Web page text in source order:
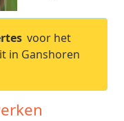
voor het
in Ganshoren